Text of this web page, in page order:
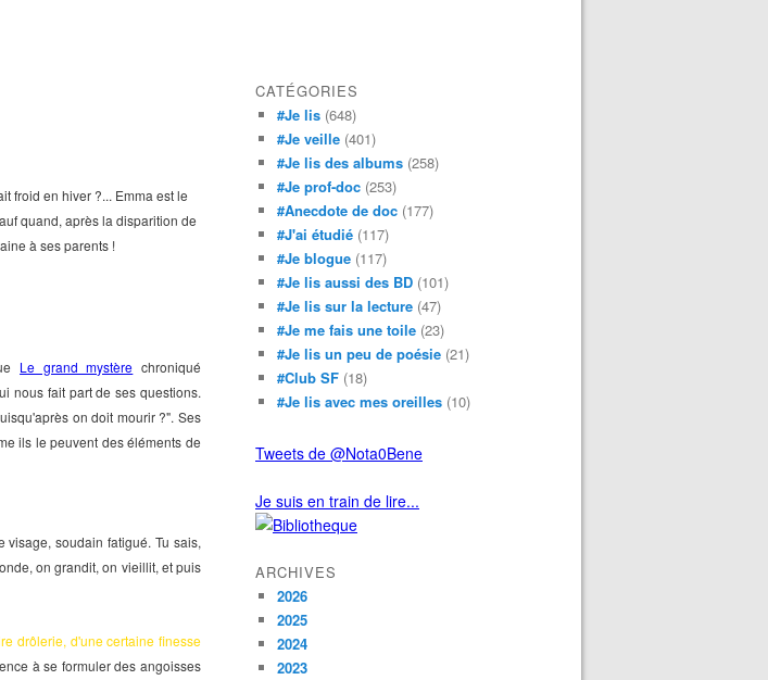
froid en hiver ?... Emma est le
quand, après la disparition de
à ses parents !
Le grand mystère chroniqué
nous fait part de ses questions.
on doit mourir ?". Ses
ils le peuvent des éléments de
soudain fatigué. Tu sais,
on grandit, on vieillit, et puis
drôlerie, d'une certaine finesse
à se formuler des angoisses
CATÉGORIES
#Je lis (648)
#Je veille (401)
#Je lis des albums (258)
#Je prof-doc (253)
#Anecdote de doc (177)
#J'ai étudié (117)
#Je blogue (117)
#Je lis aussi des BD (101)
#Je lis sur la lecture (47)
#Je me fais une toile (23)
#Je lis un peu de poésie (21)
#Club SF (18)
#Je lis avec mes oreilles (10)
Tweets de @Nota0Bene
Je suis en train de lire...
ARCHIVES
2026
2025
2024
2023